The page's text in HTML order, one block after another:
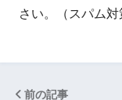
さい。（スパム対
前の記事